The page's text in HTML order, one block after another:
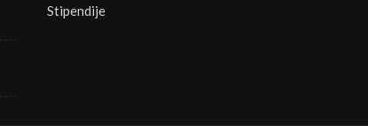
Stipendije